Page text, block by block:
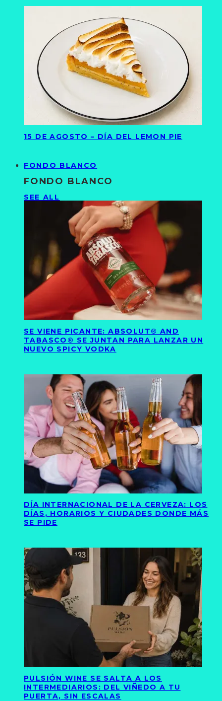
15 DE AGOSTO – DÍA DEL LEMON PIE
FONDO BLANCO
FONDO BLANCO
SEE ALL
SE VIENE PICANTE: ABSOLUT® AND
TABASCO® SE JUNTAN PARA LANZAR UN
NUEVO SPICY VODKA
DÍA INTERNACIONAL DE LA CERVEZA: LOS
DÍAS, HORARIOS Y CIUDADES DONDE MÁS
SE PIDE
PULSIÓN WINE SE SALTA A LOS
INTERMEDIARIOS: DEL VIÑEDO A TU
PUERTA, SIN ESCALAS